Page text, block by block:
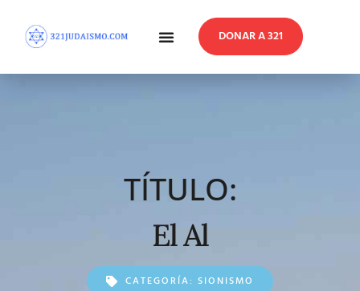
DONAR A 321
TÍTULO:
El Al
CATEGORÍA: SIONISMO